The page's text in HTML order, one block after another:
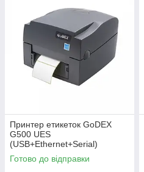
Принтер етикеток GoDEX
G500 UES
(USB+Ethernet+Serial)
Готово до відправки